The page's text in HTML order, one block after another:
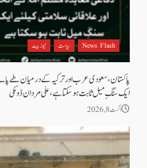
News Flash سیاست نیوز بیٹ
پاکستان، سعودی عرب اور ترکیہ کے درمیان طے پانے
ایک سنگِ میل ثابت ہو سکتا ہے، علی مردان ڈومکی
اگست 8, 2026